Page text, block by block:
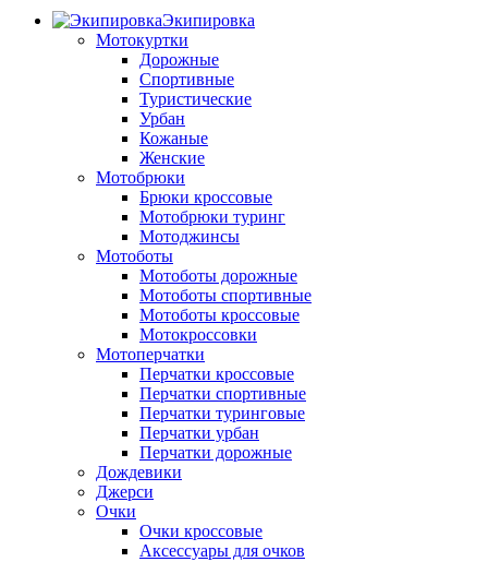
Экипировка
Мотокуртки
Дорожные
Спортивные
Туристические
Урбан
Кожаные
Женские
Мотобрюки
Брюки кроссовые
Мотобрюки туринг
Мотоджинсы
Мотоботы
Мотоботы дорожные
Мотоботы спортивные
Мотоботы кроссовые
Мотокроссовки
Мотоперчатки
Перчатки кроссовые
Перчатки спортивные
Перчатки туринговые
Перчатки урбан
Перчатки дорожные
Дождевики
Джерси
Очки
Очки кроссовые
Аксессуары для очков